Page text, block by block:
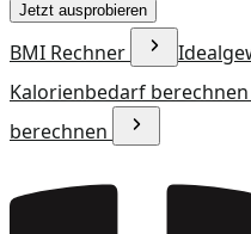
Jetzt ausprobieren
BMI Rechner
Kalorienbedarf berechnen
berechnen